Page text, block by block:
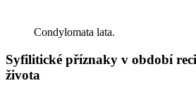
Condylomata lata.
Syfilitické příznaky v období
života